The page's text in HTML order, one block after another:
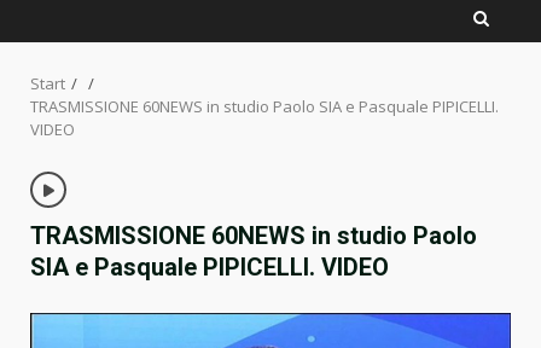
Start
TRASMISSIONE 60NEWS in studio Paolo SIA e Pasquale PIPICELLI.
VIDEO
TRASMISSIONE 60NEWS in studio Paolo
SIA e Pasquale PIPICELLI. VIDEO